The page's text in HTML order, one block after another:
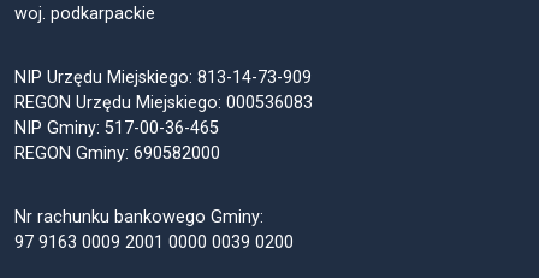
woj. podkarpackie
NIP Urzędu Miejskiego: 813-14-73-909
REGON Urzędu Miejskiego: 000536083
NIP Gminy: 517-00-36-465
REGON Gminy: 690582000
Nr rachunku bankowego Gminy:
97 9163 0009 2001 0000 0039 0200